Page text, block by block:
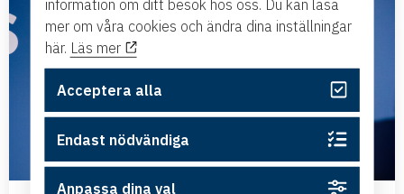
information om ditt besök hos oss. Du kan läsa
mer om våra cookies och ändra dina inställningar
här. Läs mer
Acceptera alla
Endast nödvändiga
Anpassa dina val